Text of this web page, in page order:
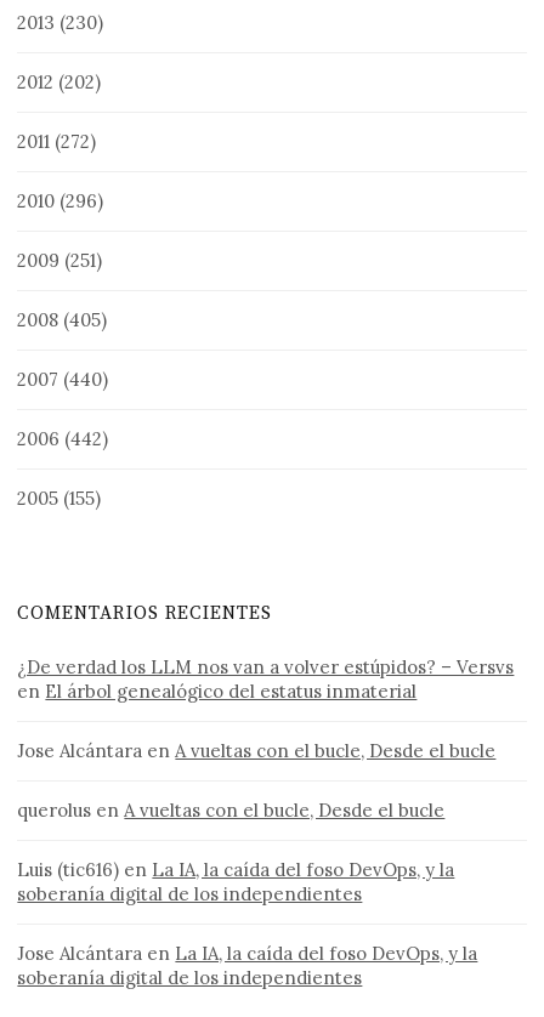
2013 (230)
2012 (202)
2011 (272)
2010 (296)
2009 (251)
2008 (405)
2007 (440)
2006 (442)
2005 (155)
COMENTARIOS RECIENTES
¿De verdad los LLM nos van a volver estúpidos? – Versvs
en El árbol genealógico del estatus inmaterial
Jose Alcántara enA vueltas con el bucle, Desde el bucle
querolus enA vueltas con el bucle, Desde el bucle
Luis (tic616) en La IA, la caída del foso DevOps, y la
soberanía digital de los independientes
Jose Alcántara en La IA, la caída del foso DevOps, y la
soberanía digital de los independientes